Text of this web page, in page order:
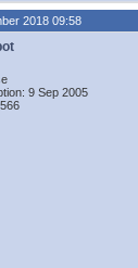
2018 09:58
9 Sep 2005